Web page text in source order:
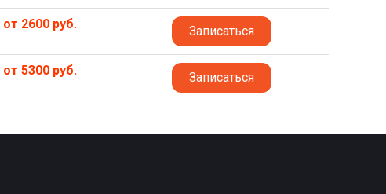
от 2600 руб. Записаться
от 5300 руб. Записаться